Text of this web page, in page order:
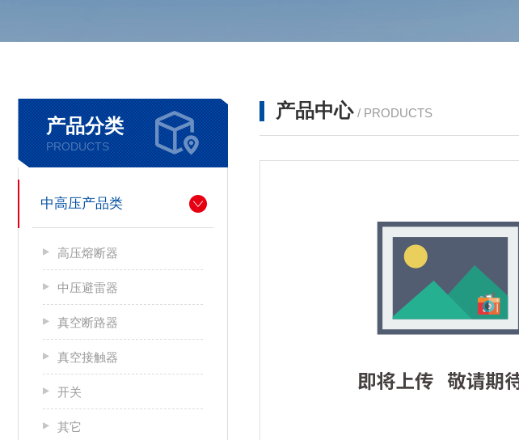
产品分类
PRODUCTS
中高压产品类
高压熔断器
中压避雷器
真空断路器
真空接触器
开关
其它
产品中心 / PRODUCTS